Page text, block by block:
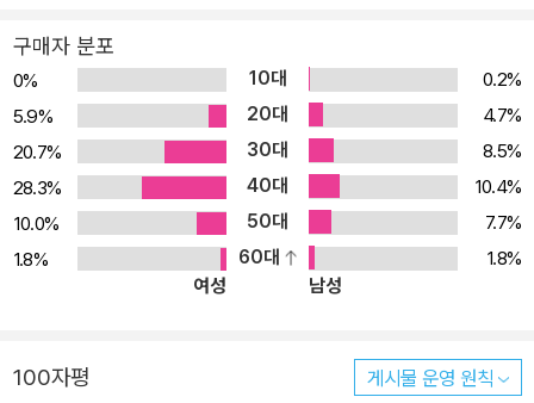
구매자 분포
0% 10대
0.2%
5.9%
20대
4.7%
20.7%
30대
8.5%
28.3%
40대
10.4%
10.0%
50대
7.7%
1.8%
60대
1.8%
여성
남성
100자평 게시물 운영 원칙